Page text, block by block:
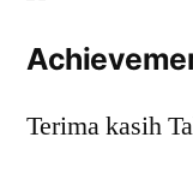
Terima kasih